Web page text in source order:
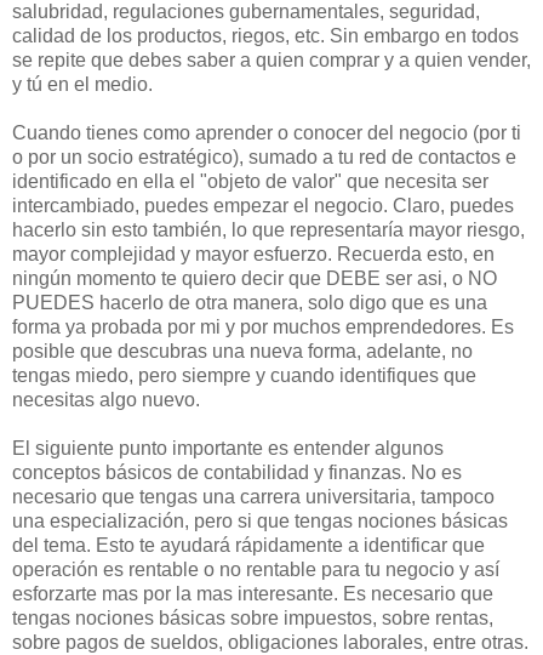
salubridad, regulaciones gubernamentales, seguridad,
calidad de los productos, riegos, etc. Sin embargo en todos
se repite que debes saber a quien comprar y a quien vender,
y tú en el medio.
Cuando tienes como aprender o conocer del negocio (por ti
o por un socio estratégico), sumado a tu red de contactos e
identificado en ella el "objeto de valor" que necesita ser
intercambiado, puedes empezar el negocio. Claro, puedes
hacerlo sin esto también, lo que representaría mayor riesgo,
mayor complejidad y mayor esfuerzo. Recuerda esto, en
ningún momento te quiero decir que DEBE ser asi, o NO
PUEDES hacerlo de otra manera, solo digo que es una
forma ya probada por mi y por muchos emprendedores. Es
posible que descubras una nueva forma, adelante, no
tengas miedo, pero siempre y cuando identifiques que
necesitas algo nuevo.
El siguiente punto importante es entender algunos
conceptos básicos de contabilidad y finanzas. No es
necesario que tengas una carrera universitaria, tampoco
una especialización, pero si que tengas nociones básicas
del tema. Esto te ayudará rápidamente a identificar que
operación es rentable o no rentable para tu negocio y así
esforzarte mas por la mas interesante. Es necesario que
tengas nociones básicas sobre impuestos, sobre rentas,
sobre pagos de sueldos, obligaciones laborales, entre otras.